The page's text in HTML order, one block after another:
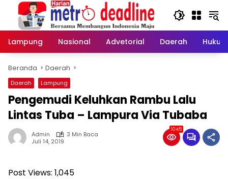
Langsung
konten
Lampung
Nasional Advetorial Daerah Hukum
Beranda Daerah
Daerah Lampung
Pengemudi Keluhkan Rambu Lalu
Lintas Tuba – Lampura Via Tubaba
Admin
3 Min Baca
Juli 14, 2019
1045
Post Views: 1,045